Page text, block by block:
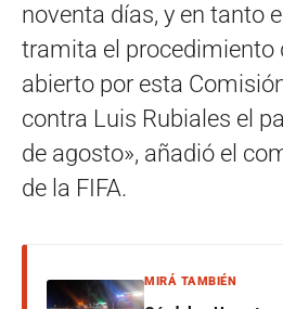
noventa días, y en tanto
tramita el procedimiento
abierto por esta
contra Luis Rubiales el
de agosto», añadió el
de la FIFA.
MIRÁ TAMBIÉN